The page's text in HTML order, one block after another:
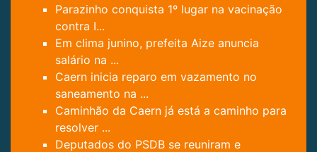
Parazinho conquista 1º lugar na vacinação
contra I...
Em clima junino, prefeita Aize anuncia
salário na ...
Caern inicia reparo em vazamento no
saneamento na ...
Caminhão da Caern já está a caminho para
resolver ...
Deputados do PSDB se reuniram e